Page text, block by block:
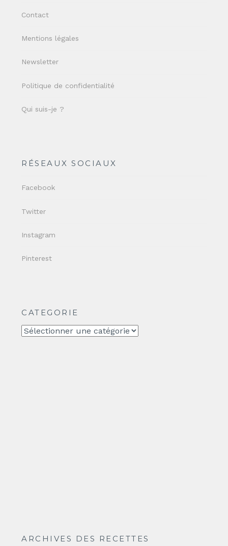
Contact
Mentions légales
Newsletter
Politique de confidentialité
Qui suis-je ?
RÉSEAUX SOCIAUX
Facebook
Twitter
Instagram
Pinterest
CATEGORIE
CATEGORIE
ARCHIVES DES RECETTES